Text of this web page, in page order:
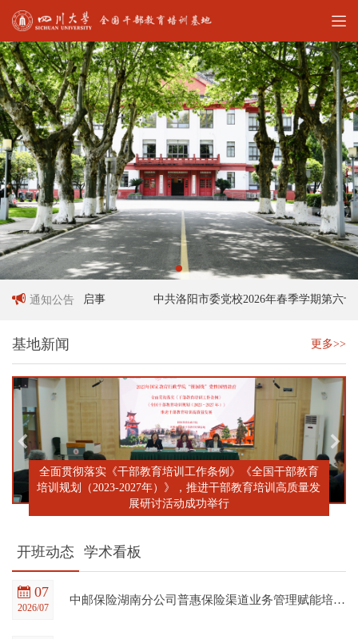
通知公告
人员招聘启事 中共洛阳市委党校2026年春季学期第六十六
基地新闻 更多>>
全面贯彻落实《干部教育培训工作条例》《全国干部教育
培训规划（2023-2027年）》，推进干部教育培训高质量发
展研讨活动成功举行
开班动态 学术看板
07
2026/07
中邮保险湖南分公司普惠保险渠道业务管理赋能培训班在四川大学全国干部教育培训基地顺利开班